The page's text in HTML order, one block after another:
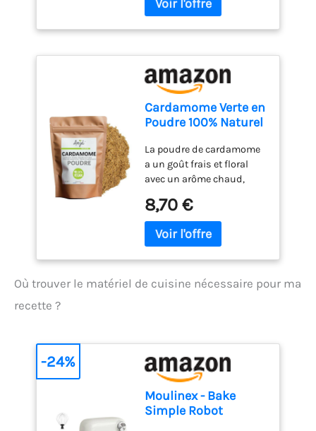
Cardamome moulue
Cardamome Verte en
Poudre 100% Naturel
Cardamome
Moulues - NCA (50)
La poudre de cardamome
a un goût frais et floral
avec un arôme chaud,
poudre est la graine noire
moulue de la gousse de
cardamome verte. La
C'est un assaisonnement
magrheb. La cardamome
en poudre est utilisée pour
ajouter une saveur
pâtisseries, telles que les
gâteaux de Noël, les
8,70 €
Où trouver le matériel de cuisine nécessaire pour ma
recette ?
Moulinex - Bake
Simple Robot
-24%